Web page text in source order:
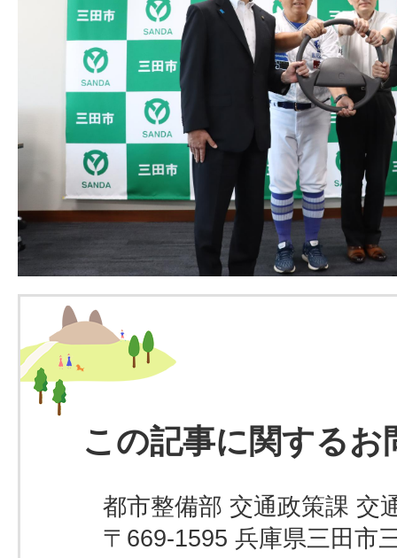
この記事に関するお
都市整備部 交通政策課 交
〒669-1595 兵庫県三田市